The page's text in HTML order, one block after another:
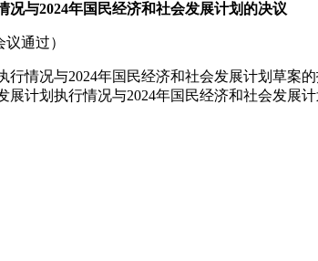
与2024年国民经济和社会发展计划的决议
通过）
情况与2024年国民经济和社会发展计划草案的
计划执行情况与2024年国民经济和社会发展